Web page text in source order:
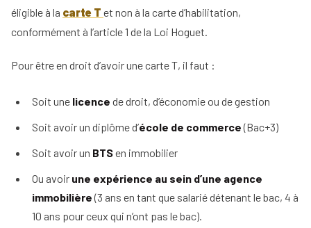
éligible à la carte T et non à la carte d’habilitation,
conformément à l’article 1 de la Loi Hoguet.
Pour être en droit d’avoir une carte T, il faut :
Soit une licence de droit, d’économie ou de gestion
Soit avoir un diplôme d’école de commerce(Bac+3)
Soit avoir un BTSen immobilier
Ou avoir une expérience au sein d’une agence
immobilière(3 ans en tant que salarié détenant le bac, 4 à
10 ans pour ceux qui n’ont pas le bac).